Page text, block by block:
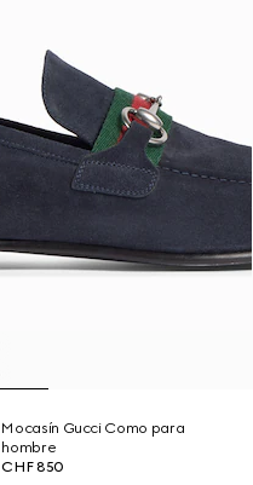
Mocasín Gucci Como para
hombre
CHF 850